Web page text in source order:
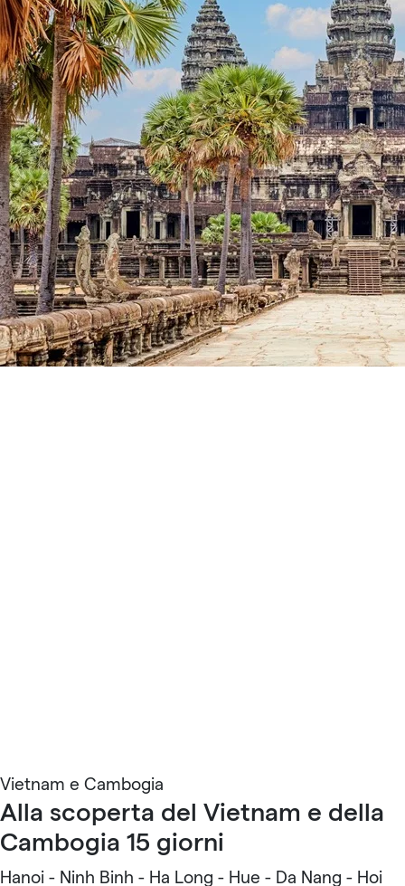
Vietnam e Cambogia
Alla scoperta del Vietnam e della
Cambogia 15 giorni
Hanoi - Ninh Binh - Ha Long - Hue - Da Nang - Hoi